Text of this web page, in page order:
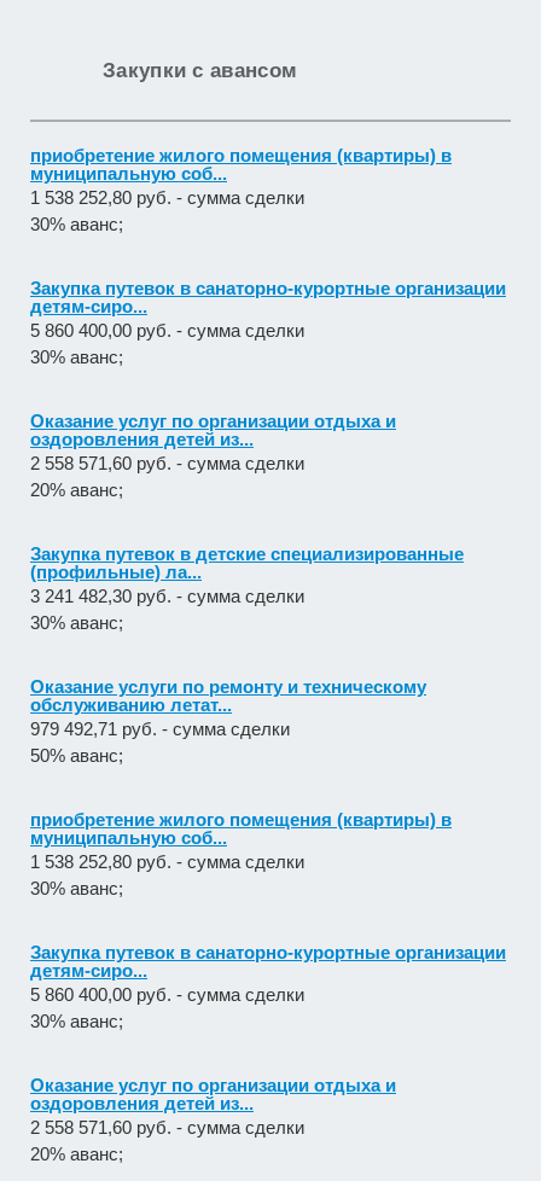
Закупки с авансом
приобретение жилого помещения (квартиры) в
муниципальную соб...
1 538 252,80 руб. - сумма сделки
30% аванс;
Закупка путевок в санаторно-курортные организации
детям-сиро...
5 860 400,00 руб. - сумма сделки
30% аванс;
Оказание услуг по организации отдыха и
оздоровления детей из...
2 558 571,60 руб. - сумма сделки
20% аванс;
Закупка путевок в детские специализированные
(профильные) ла...
3 241 482,30 руб. - сумма сделки
30% аванс;
Оказание услуги по ремонту и техническому
обслуживанию летат...
979 492,71 руб. - сумма сделки
50% аванс;
приобретение жилого помещения (квартиры) в
муниципальную соб...
1 538 252,80 руб. - сумма сделки
30% аванс;
Закупка путевок в санаторно-курортные организации
детям-сиро...
5 860 400,00 руб. - сумма сделки
30% аванс;
Оказание услуг по организации отдыха и
оздоровления детей из...
2 558 571,60 руб. - сумма сделки
20% аванс;